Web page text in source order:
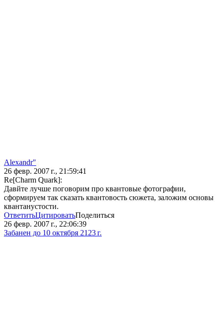
Alexandr"
26 февр. 2007 г., 21:59:41
Re[Charm Quark]:
Давйте лучше поговорим про квантовые фотографии,
сформируем так сказать квантовость сюжета, заложим основы
квантанустости.
ОтветитьЦитироватьПоделиться
26 февр. 2007 г., 22:06:39
Забанен до 10 октября 2123 г.